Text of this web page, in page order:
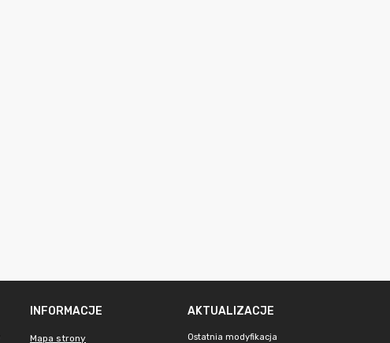
INFORMACJE
Mapa strony
AKTUALIZACJE
Ostatnia modyfikacja